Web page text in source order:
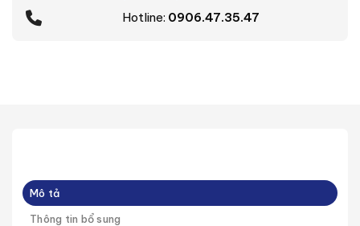
Hotline: 0906.47.35.47
Mô tả
Thông tin bổ sung